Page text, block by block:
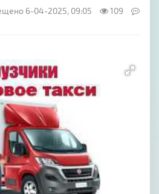
6-04-2025, 09:05
109